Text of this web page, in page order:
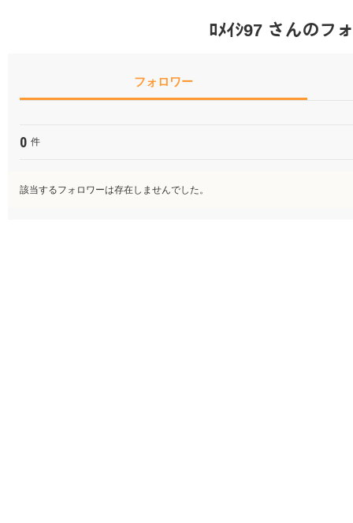
ﾛﾒｲｼ97 さんのフ
フォロワー
0 件
該当するフォロワーは存在しませんでした。